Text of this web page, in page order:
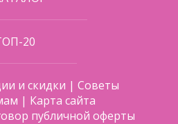
20
и скидки |Советы
| Карта сайта
публичной оферты